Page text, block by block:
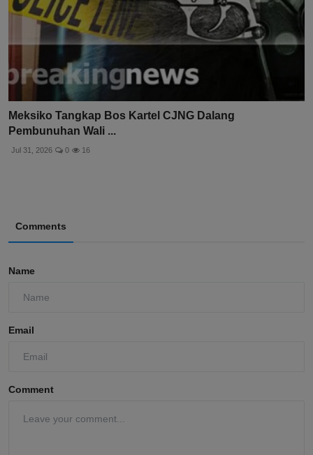
Meksiko Tangkap Bos Kartel CJNG Dalang
Pembunuhan Wali ...
Jul 31, 2026 0 16
Comments
Name
Email
Comment